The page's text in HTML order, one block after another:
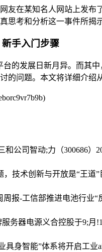
友在某知名人网站上发
思考和分析这一事件所揭
手入门步骤
的发展日新月异。而其
的问题。本文将详细介绍
和公司智动;力（300686）
技术创新与开放是“王道”
报-工信部推进电池行业“
务器电源义合控股于9;月
具身智能”体系将开启工业